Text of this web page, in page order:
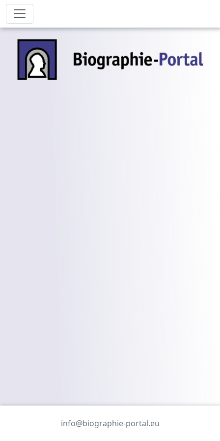
info@biographie-portal.eu